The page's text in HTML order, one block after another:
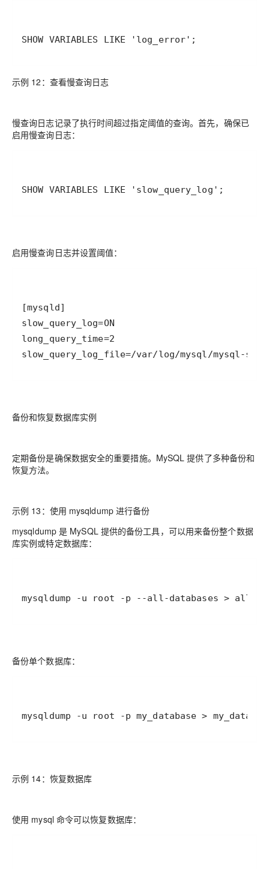
SHOW VARIABLES LIKE 'log_error';
示例 12：查看慢查询日志
慢查询日志记录了执行时间超过指定阈值的查询。首先，确保已
启用慢查询日志：
SHOW VARIABLES LIKE 'slow_query_log';
启用慢查询日志并设置阈值：
slow_query_log_file=/var/log/mysql/mysql-
备份和恢复数据库实例
定期备份是确保数据安全的重要措施。MySQL 提供了多种备份和
恢复方法。
示例 13：使用 mysqldump 进行备份
mysqldump 是 MySQL 提供的备份工具，可以用来备份整个数据
库实例或特定数据库：
mysqldump -u root -p --all-databases >
备份单个数据库：
mysqldump -u root -p my_database >
示例 14：恢复数据库
使用 mysql 命令可以恢复数据库：